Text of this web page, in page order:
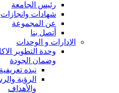
رئيس الجامعة
شهادات وانجازات
عن المجموعة
أتصل بنا
الإدارات و الوحدات
وحدة التطوير
وضمان الجودة
نبذه تعريفية
الرؤية
والأهداف